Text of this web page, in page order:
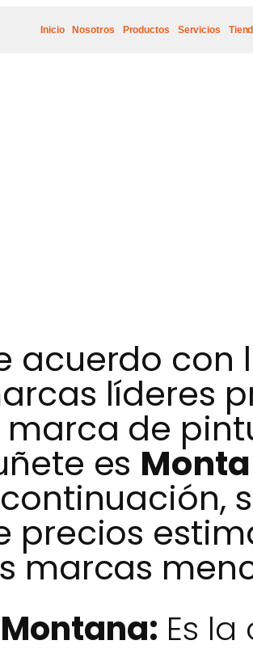
Inicio Nosotros Productos Servicios
acuerdo
líderes
marca de
es
precios
marcas
Montana: Es